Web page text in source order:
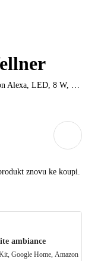
Alexa, LED, 8 W, …
znovu ke koupi.
ambiance